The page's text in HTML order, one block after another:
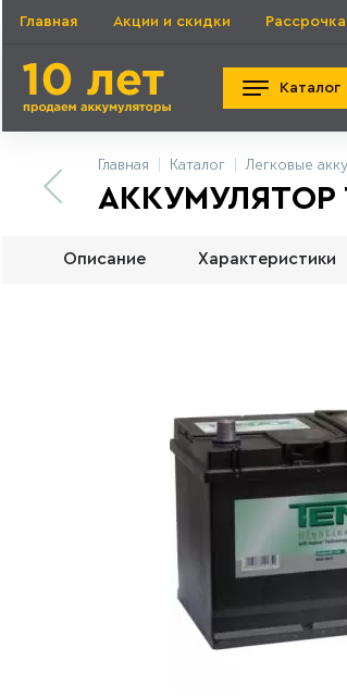
Главная Акции и скидки Рассрочка
Каталог
Главная Каталог Легковые
АККУМУЛЯТОР
Описание Характеристики